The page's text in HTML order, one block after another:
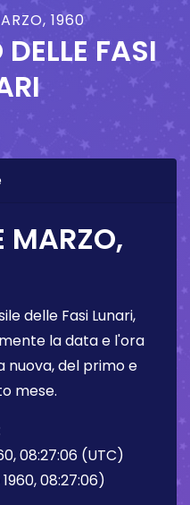
1960
FASI
MARZO,
delle Fasi Lunari,
la data e l'ora
nuova, del primo e
mese.
08:27:06 (UTC)
08:27:06)